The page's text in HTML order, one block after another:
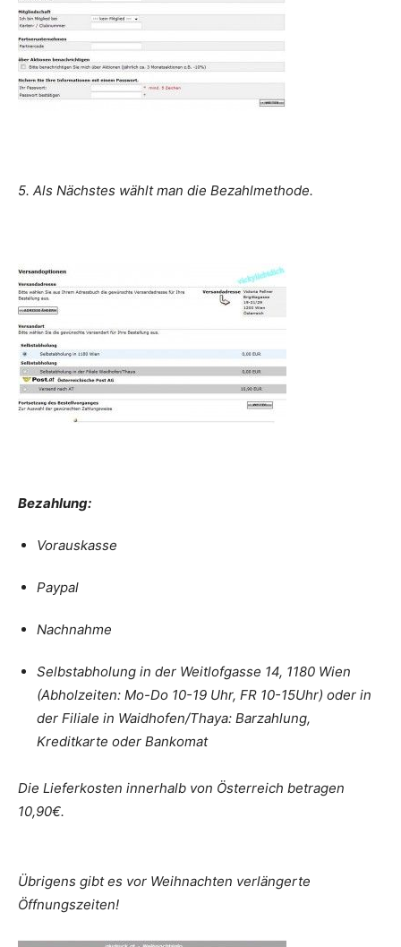
5. Als Nächstes wählt man die Bezahlmethode.
Bezahlung:
Vorauskasse
Paypal
Nachnahme
Selbstabholung in der Weitlofgasse 14, 1180 Wien
(Abholzeiten: Mo-Do 10-19 Uhr, FR 10-15Uhr) oder in
der Filiale in Waidhofen/Thaya: Barzahlung,
Kreditkarte oder Bankomat
Die Lieferkosten innerhalb von Österreich betragen
10,90€.
Übrigens gibt es vor Weihnachten verlängerte
Öffnungszeiten!